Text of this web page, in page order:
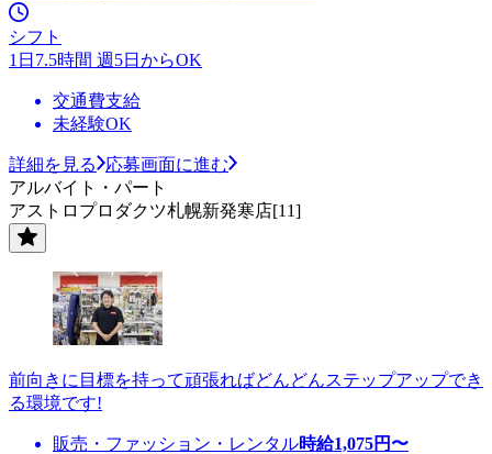
シフト
1日7.5時間 週5日からOK
交通費支給
未経験OK
詳細を見る
応募画面に進む
アルバイト・パート
アストロプロダクツ札幌新発寒店[11]
前向きに目標を持って頑張ればどんどんステップアップでき
る環境です!
販売・ファッション・レンタル時給1,075円〜